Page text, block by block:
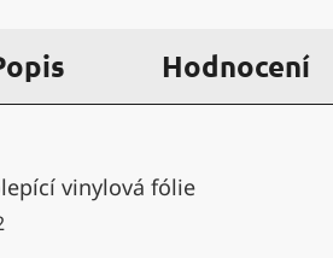
Hodnocení
vinylová fólie